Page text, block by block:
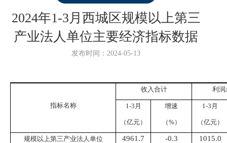
2024年1-3月西城区规模以上第三
产业法人单位主要经济指标数据
发布时间：2024-05-13
指标名称
收入合计 利润
1-3 月
（亿元）
增速
（%）
1-3 月
（亿元）
规模以上第三产业法人单位 4961.7 -0.3 1015.0